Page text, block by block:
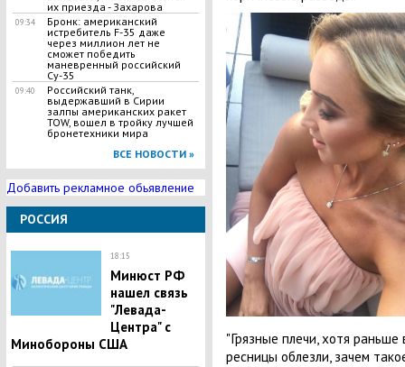
их приезда - Захарова
09:34
Бронк: американский
истребитель F-35 даже
через миллион лет не
сможет победить
маневренный российский
Су-35
09:40
Российский танк,
выдержавший в Сирии
залпы американских ракет
TOW, вошел в тройку лучшей
бронетехники мира
ВСЕ НОВОСТИ »
Добавить рекламное обьявление
РОССИЯ
18:15
Минюст РФ
нашел связь
"Левада-
Центра" с
Минобороны США
"Грязные плечи, хотя раньше
ресницы облезли, зачем